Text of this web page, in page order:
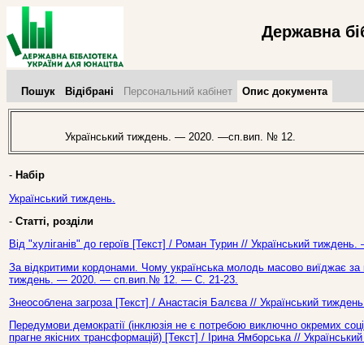
Державна
Пошук Відібрані Персональний кабінет Опис документа
Український тиждень. — 2020. —сп.вип. № 12.
- Набір
Український тиждень.
- Статті, розділи
Від "хуліганів" до героїв [Текст] / Роман Турин // Український
За відкритими кордонами. Чому українська молодь масово виїджає за
тиждень. — 2020. — сп.вип.№ 12. — С. 21-23.
Знеособлена загроза [Текст] / Анастасія Балєва // Український
Передумови демократії (інклюзія не є потребою виключно окремих
прагне якісних трансформацій) [Текст] / Ірина Ямборська //